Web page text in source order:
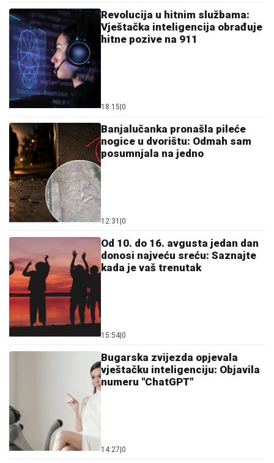
Revolucija u hitnim službama:
Vještačka inteligencija obrađuje
hitne pozive na 911
18:15 0
Banjalučanka pronašla pileće
nogice u dvorištu: Odmah sam
posumnjala na jedno
12:31 0
Od 10. do 16. avgusta jedan dan
donosi najveću sreću: Saznajte
kada je vaš trenutak
15:54 0
Bugarska zvijezda opjevala
vještačku inteligenciju: Objavila
numeru "ChatGPT"
14:27 0